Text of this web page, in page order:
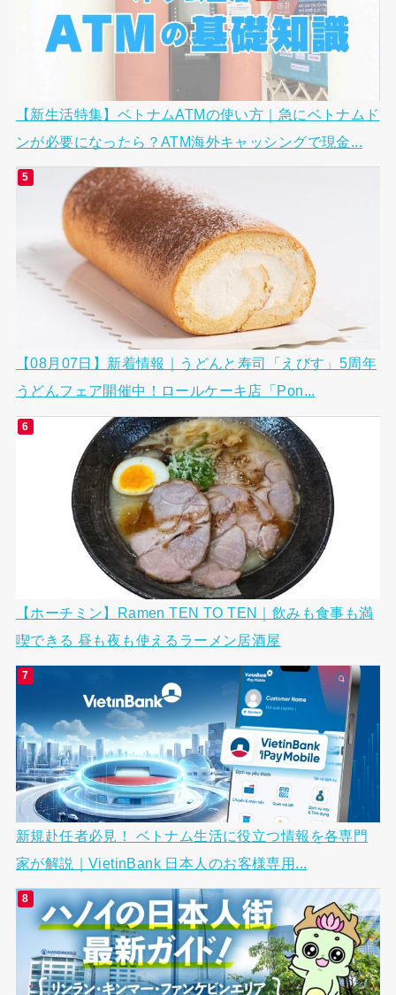
【新生活特集】ベトナムATMの使い方｜急にベトナムド
ンが必要になったら？ATM海外キャッシングで現金...
【08月07日】新着情報｜うどんと寿司「えびす」5周年
うどんフェア開催中！ロールケーキ店「Pon...
【ホーチミン】Ramen TEN TO TEN｜飲みも食事も満
喫できる 昼も夜も使えるラーメン居酒屋
新規赴任者必見！ ベトナム生活に役立つ情報を各専門
家が解説｜VietinBank 日本人のお客様専用...